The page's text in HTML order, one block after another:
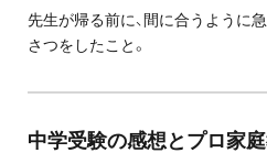
プライバシーポリシー
先生が帰る前に、間に合うように
さつをしたこと。
中学受験の感想とプロ家